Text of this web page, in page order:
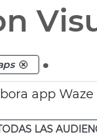
.
app
LAS